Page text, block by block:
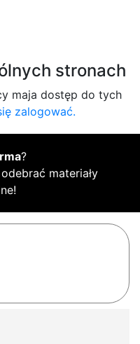
stronach
maja dostęp do tych
zalogować.
?
materiały